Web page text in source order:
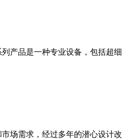
产品是一种专业设备，包括超细
场需求，经过多年的潜心设计改